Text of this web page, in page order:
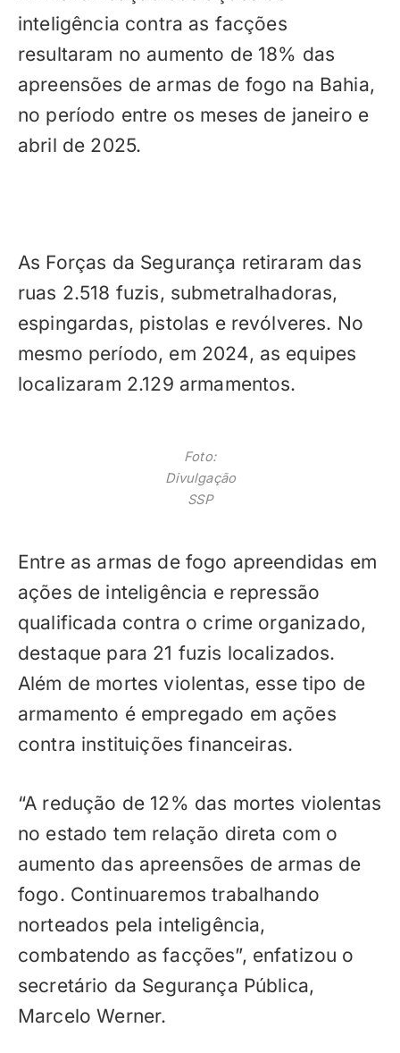
inteligência contra as facções
resultaram no aumento de 18% das
apreensões de armas de fogo na Bahia,
no período entre os meses de janeiro e
abril de 2025.
As Forças da Segurança retiraram das
ruas 2.518 fuzis, submetralhadoras,
espingardas, pistolas e revólveres. No
mesmo período, em 2024, as equipes
localizaram 2.129 armamentos.
Foto:
Divulgação
SSP
Entre as armas de fogo apreendidas em
ações de inteligência e repressão
qualificada contra o crime organizado,
destaque para 21 fuzis localizados.
Além de mortes violentas, esse tipo de
armamento é empregado em ações
contra instituições financeiras.
“A redução de 12% das mortes violentas
no estado tem relação direta com o
aumento das apreensões de armas de
fogo. Continuaremos trabalhando
norteados pela inteligência,
combatendo as facções”, enfatizou o
secretário da Segurança Pública,
Marcelo Werner.